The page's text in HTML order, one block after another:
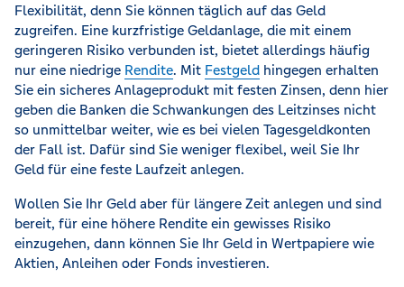
Flexibilität, denn Sie können täglich auf das Geld
zugreifen. Eine kurzfristige Geldanlage, die mit einem
geringeren Risiko verbunden ist, bietet allerdings häufig
nur eine niedrige Rendite. Mit Festgeld hingegen erhalten
Sie ein sicheres Anlageprodukt mit festen Zinsen, denn hier
geben die Banken die Schwankungen des Leitzinses nicht
so unmittelbar weiter, wie es bei vielen Tagesgeldkonten
der Fall ist. Dafür sind Sie weniger flexibel, weil Sie Ihr
Geld für eine feste Laufzeit anlegen.
Wollen Sie Ihr Geld aber für längere Zeit anlegen und sind
bereit, für eine höhere Rendite ein gewisses Risiko
einzugehen, dann können Sie Ihr Geld in Wertpapiere wie
Aktien, Anleihen oder Fonds investieren.